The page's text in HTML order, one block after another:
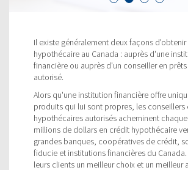
Il existe généralement deux façons
hypothécaire au Canada : auprès d'une
financière ou auprès d'un conseiller en
autorisé.
Alors qu'une institution financière offre
produits qui lui sont propres, les conseillers
hypothécaires autorisés acheminent
millions de dollars en crédit hypothécaire
grandes banques, coopératives de crédit,
fiducie et institutions financières du Canada.
leurs clients un meilleur choix et un meilleur